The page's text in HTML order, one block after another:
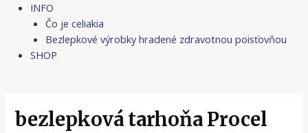
INFO
Čo je celiakia
Bezlepkové výrobky hradené zdravotnou poisťovňou
SHOP
bezlepková tarhoňa Procel